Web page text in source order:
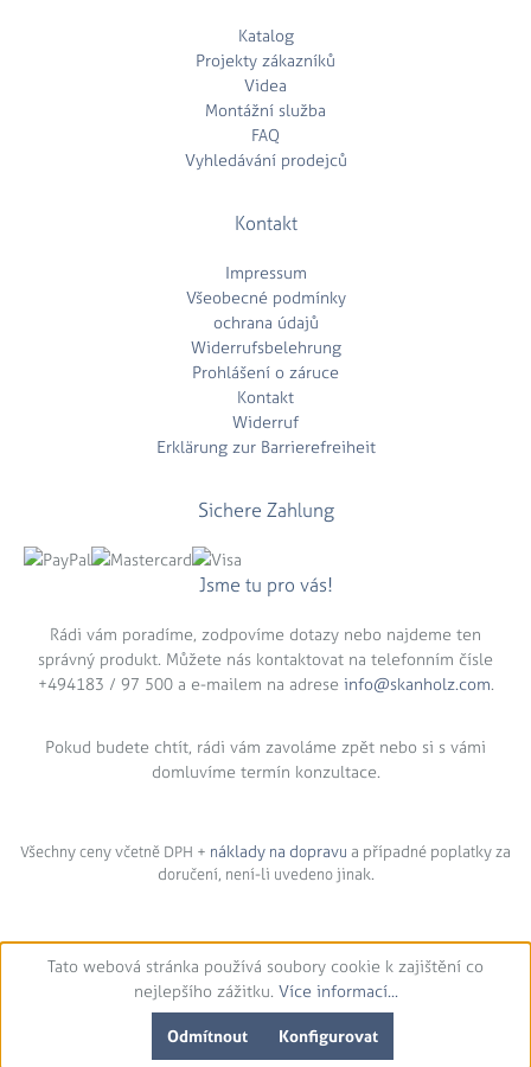
Katalog
Projekty zákazníků
Videa
Montážní služba
FAQ
Vyhledávání prodejců
Kontakt
Impressum
Všeobecné podmínky
ochrana údajů
Widerrufsbelehrung
Prohlášení o záruce
Kontakt
Widerruf
Erklärung zur Barrierefreiheit
Sichere Zahlung
Jsme tu pro vás!
Rádi vám poradíme, zodpovíme dotazy nebo najdeme ten
správný produkt. Můžete nás kontaktovat na telefonním čísle
+494183 / 97 500 a e-mailem na adrese info@skanholz.com.
Pokud budete chtít, rádi vám zavoláme zpět nebo si s vámi
domluvíme termín konzultace.
Všechny ceny včetně DPH + náklady na dopravu a případné poplatky za
doručení, není-li uvedeno jinak.
Tato webová stránka používá soubory cookie k zajištění co
nejlepšího zážitku. Více informací...
Odmítnout
Konfigurovat